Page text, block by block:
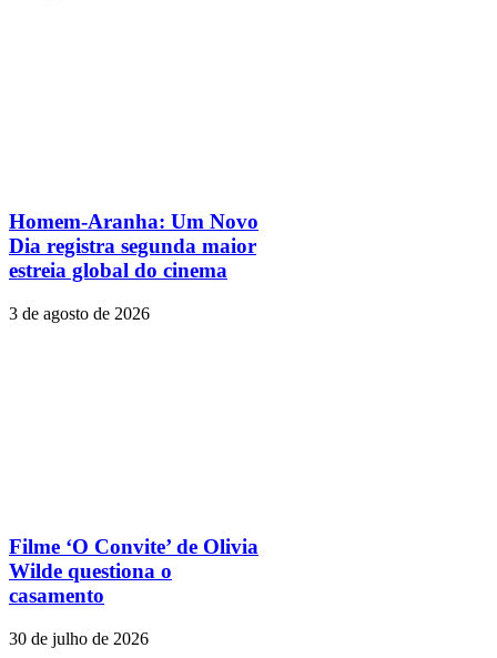
Homem-Aranha: Um Novo
Dia registra segunda maior
estreia global do cinema
3 de agosto de 2026
Filme ‘O Convite’ de Olivia
Wilde questiona o
casamento
30 de julho de 2026